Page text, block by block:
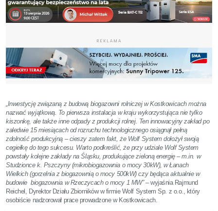
REKLAMA
„Inwestycję związaną z budową biogazowni rolniczej w Kostkowicach można
nazwać wyjątkową. To pierwsza instalacja w kraju wykorzystująca nie tylko
kiszonkę, ale także inne odpady z produkcji rolnej. Ten innowacyjny zakład po
zaledwie 15 miesiącach od rozruchu technologicznego osiągnął pełną
zdolność produkcyjną – cieszy zatem fakt, że Wolf System dołożył swoją
cegiełkę do tego sukcesu. Warto podkreślić, że przy udziale Wolf System
powstały kolejne zakłady na Śląsku, produkujące zieloną energię – m.in. w
Studzionce k. Pszczyny (mikrobiogazownia o mocy 30kW), w Łanach
Wielkich (gorzelnia z biogazownią o mocy 500kW) czy będąca aktualnie w
budowie biogazownia w Rzeczycach o mocy 1 MW” –wyjaśnia Rajmund
Reichel, Dyrektor Działu Zbiorników w firmie Wolf System Sp. z o.o., który
osobiście nadzorował prace prowadzone w Kostkowicach.